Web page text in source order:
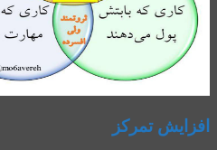
افزایش تمرکز